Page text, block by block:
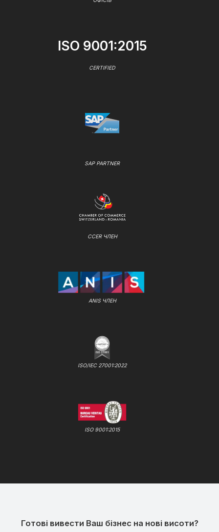
ISO 9001:2015
CERTIFIED
SAP PARTNER
CCER ЧЛЕН
ANIS ЧЛЕН
ISO/IEC 27001:2022
ISO 9001:2015
Готові вивести Ваш бізнес на нові висоти?